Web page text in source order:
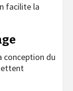
facilite la
conception du